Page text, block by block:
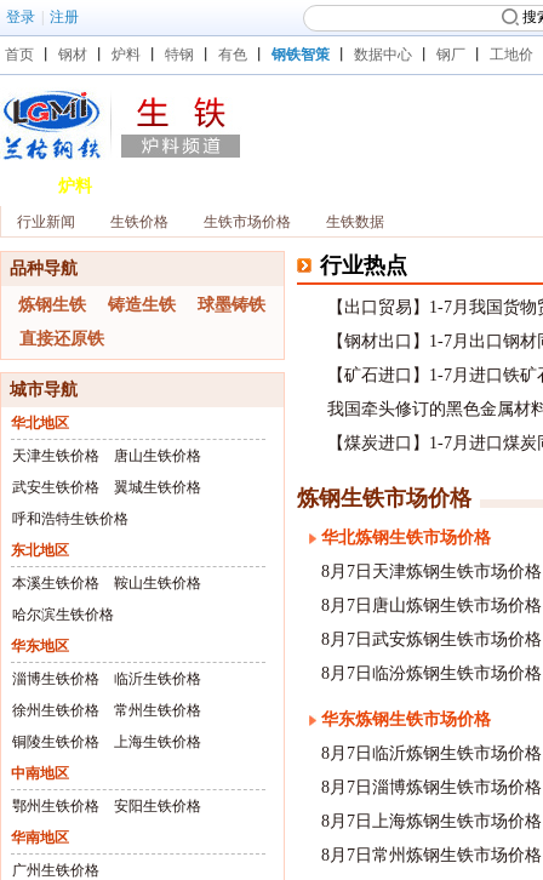
登录 注册 搜
首页 钢材 炉料 特钢 有色 钢铁智策 数据中心 钢厂 工地价
炉料
行业新闻 生铁价格 生铁市场价格 生铁数据
品种导航
炼钢生铁
铸造生铁
球墨铸铁
直接还原铁
城市导航
华北地区
天津生铁价格
唐山生铁价格
武安生铁价格
翼城生铁价格
呼和浩特生铁价格
东北地区
本溪生铁价格
鞍山生铁价格
哈尔滨生铁价格
华东地区
淄博生铁价格
临沂生铁价格
徐州生铁价格
常州生铁价格
铜陵生铁价格
上海生铁价格
中南地区
鄂州生铁价格
安阳生铁价格
华南地区
广州生铁价格
行业热点
【出口贸易】1-7月我国货
【钢材出口】1-7月出口钢
【矿石进口】1-7月进口铁
我国牵头修订的黑色金属材
【煤炭进口】1-7月进口煤
炼钢生铁市场价格
华北炼钢生铁市场价格
8月7日天津炼钢生铁市场价格
8月7日唐山炼钢生铁市场价格
8月7日武安炼钢生铁市场价格
8月7日临汾炼钢生铁市场价格
华东炼钢生铁市场价格
8月7日临沂炼钢生铁市场价格
8月7日淄博炼钢生铁市场价格
8月7日上海炼钢生铁市场价格
8月7日常州炼钢生铁市场价格